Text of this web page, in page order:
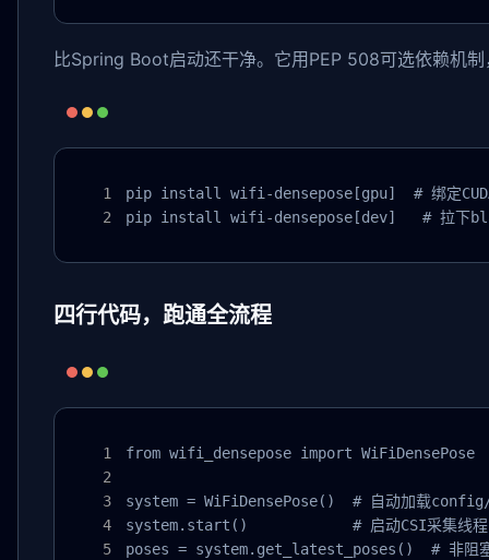
比Spring Boot启动还干净。它用PEP 508可选依赖机
pip install wifi-densepose[gpu]  # 绑定
pip install wifi-densepose[dev]   # 拉下
四行代码，跑通全流程
from wifi_densepose import WiFiDensePose
system = WiFiDensePose()  # 自动加载
system.start()            # 启动CSI采集线程 +
poses = system.get_latest_poses()  # 非阻